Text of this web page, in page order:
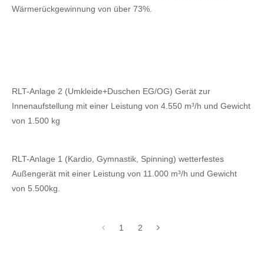
Wärmerückgewinnung von über 73%.
RLT-Anlage 2 (Umkleide+Duschen EG/OG) Gerät zur
Innenaufstellung mit einer Leistung von 4.550 m³/h und Gewicht
von 1.500 kg
RLT-Anlage 1 (Kardio, Gymnastik, Spinning) wetterfestes
Außengerät mit einer Leistung von 11.000 m³/h und Gewicht
von 5.500kg.
1 2